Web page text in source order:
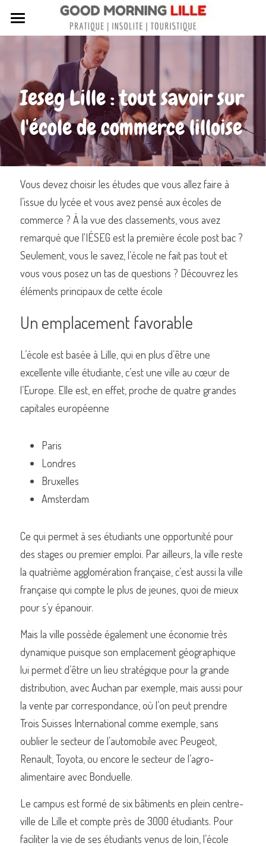
Tous nos articles
Sortir à Lille
Lille de A à Z
Nos livres sur Lille
Lille insolite et secret
Street Art à Lille
Toutes les rues de Lille
Contactez-nous
Rechercher
Commander un de nos livres sur Lille
Ieseg Lille : tout savoir sur
l'école de commerce lilloise
Vous devez choisir les études que vous allez faire à
l’issue du lycée et vous avez pensé aux écoles de
commerce ? À la vue des classements, vous avez
remarqué que l'IÉSEG est la première école post bac ?
Seulement, vous le savez, l’école ne fait pas tout et
vous vous posez un tas de questions ? Découvrez les
éléments principaux de cette école
Un emplacement favorable
L’école est basée à Lille, qui en plus d’être une
excellente ville étudiante, c’est une ville au cœur de
l’Europe. Elle est, en effet, proche de quatre grandes
capitales européenne
Paris
Londres
Bruxelles
Amsterdam
Ce qui permet à ses étudiants une opportunité pour
des stages ou premier emploi. Par ailleurs, la ville reste
la quatrième agglomération française, c’est aussi la ville
française qui compte le plus de jeunes, quoi de mieux
pour s’y épanouir.
Mais la ville possède également une économie très
dynamique puisque son emplacement géographique
lui permet d’être un lieu stratégique pour la grande
distribution, avec Auchan par exemple, mais aussi pour
la vente par correspondance, où l’on peut prendre
Trois Suisses International comme exemple, sans
oublier le secteur de l’automobile avec Peugeot,
Renault, Toyota, ou encore le secteur de l’agro-
alimentaire avec Bonduelle.
Le campus est formé de six bâtiments en plein centre-
ville de Lille et compte près de 3000 étudiants. Pour
faciliter la vie de ses étudiants venus de loin, l’école